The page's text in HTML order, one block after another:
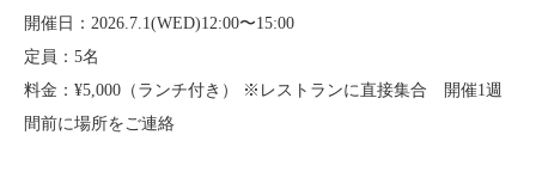
開催日：2026.7.1(WED)12:00〜15:00
定員：5名
料金：¥5,000（ランチ付き） ※レストランに直接集合 開催1週
間前に場所をご連絡